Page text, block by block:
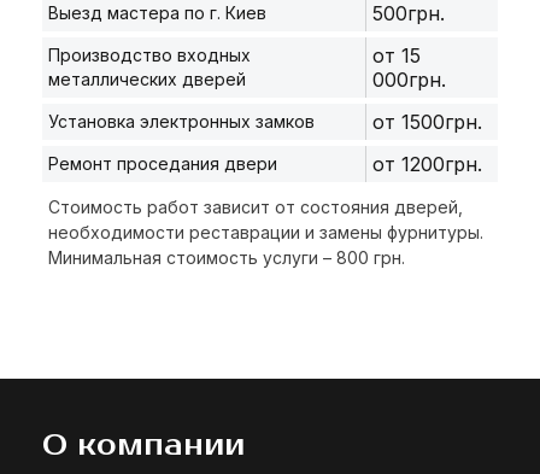
Выезд мастера по г. Киев 500грн.
Производство входных
металлических дверей
от 15
000грн.
Установка электронных замков от 1500грн.
Ремонт проседания двери от 1200грн.
Стоимость работ зависит от состояния дверей,
необходимости реставрации и замены фурнитуры.
Минимальная стоимость услуги – 800 грн.
О компании